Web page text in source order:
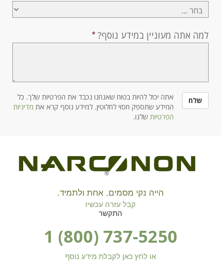
למה אתה מעוניין במידע נוסף?
שלח
אתה יכול להיות בטוח שאנחנו נכבד את הפרטיות שלך. כל
המידע שתספק חסוי לחלוטין. למידע נוסף קרא את מדיניות
הפרטיות שלנו.
®
הייה נקי מסמים. אחת ולתמיד.
קבל עזרה עכשיו
התקשר
1 (800) 737-5250
או לחץ כאן לקבלת מידע נוסף